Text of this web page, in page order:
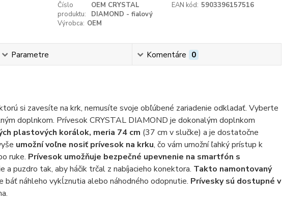
Číslo
produktu:
OEM CRYSTAL
DIAMOND - fialový
EAN kód: 5903396157516
Výrobca: OEM
Parametre Komentáre 0
si zavesíte na krk, nemusíte svoje obľúbené zariadenie odkladať. Vyberte
doplnkom. PrívesokCRYSTAL DIAMOND je dokonalým doplnkom
plastových korálok, meria 74 cm (37 cm v slučke) a je dostatočne
umožní voľne nosiť prívesok na krku, čo vám umožní ľahký prístup k
ruke. Prívesok umožňuje bezpečné upevnenie na smartfón s
a puzdro tak, aby háčik trčal z nabíjacieho konektora. Takto namontovaný
báť náhleho vykĺznutia alebo náhodného odopnutie. Prívesky sú dostupné v